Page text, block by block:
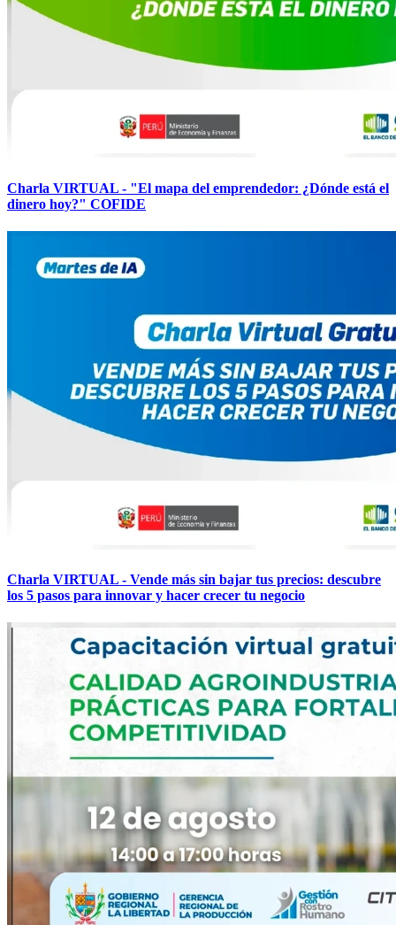
Charla VIRTUAL - "El mapa del emprendedor: ¿Dónde está el
dinero hoy?" COFIDE
Charla VIRTUAL - Vende más sin bajar tus precios: descubre
los 5 pasos para innovar y hacer crecer tu negocio